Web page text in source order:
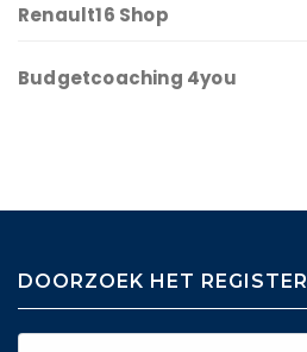
Renault16 Shop
Budgetcoaching 4you
DOORZOEK HET REGISTER